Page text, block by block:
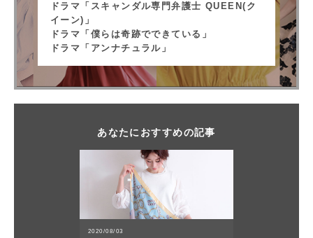
ドラマ「スキャンダル専門弁護士 QUEEN(ク
イーン)」
ドラマ「僕らは奇跡でできている」
ドラマ「アンナチュラル」
あなたにおすすめの記事
2020/08/03